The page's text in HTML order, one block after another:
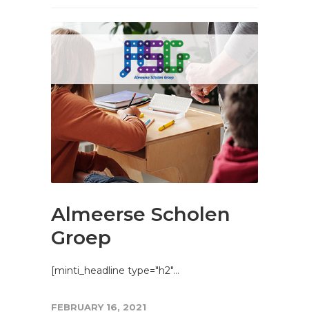
Almeerse Scholen
Groep
[minti_headline type="h2"…
FEBRUARY 16, 2021